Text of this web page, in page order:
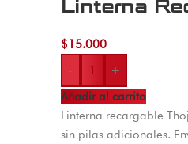
Linterna
$15.000
-
+
Añadir al carrito
Linterna recargable
sin pilas adicionales.